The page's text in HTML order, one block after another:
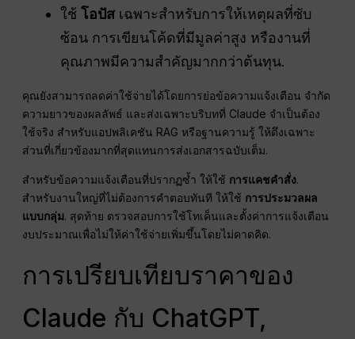
ใช้โอปัส เฉพาะสำหรับการให้เหตุผลที่ซับ
ซ้อน การเขียนโค้ดที่มีมูลค่าสูง หรืองานที่
คุณภาพมีความสำคัญมากกว่าต้นทุน.
คุณยังสามารถลดค่าใช้จ่ายได้โดยการย่อข้อความแจ้งเตือน จำกัด
ความยาวของผลลัพธ์ และส่งเฉพาะบริบทที่ Claude จำเป็นต้อง
ใช้จริง สำหรับแอปพลิเคชัน RAG หรือฐานความรู้ ให้ดึงเฉพาะ
ส่วนที่เกี่ยวข้องมากที่สุดแทนการส่งเอกสารฉบับเต็ม.
สำหรับข้อความแจ้งเตือนที่ปรากฏซ้ำ ให้ใช้ การแคชคำสั่ง.
สำหรับงานใหญ่ที่ไม่ต้องการคำตอบทันที ให้ใช้ การประมวลผล
แบบกลุ่ม. สุดท้าย ตรวจสอบการใช้โทเค็นและตั้งค่าการแจ้งเตือน
งบประมาณเพื่อไม่ให้ค่าใช้จ่ายเพิ่มขึ้นโดยไม่คาดคิด.
การเปรียบเทียบราคาของ
Claude กับ ChatGPT,